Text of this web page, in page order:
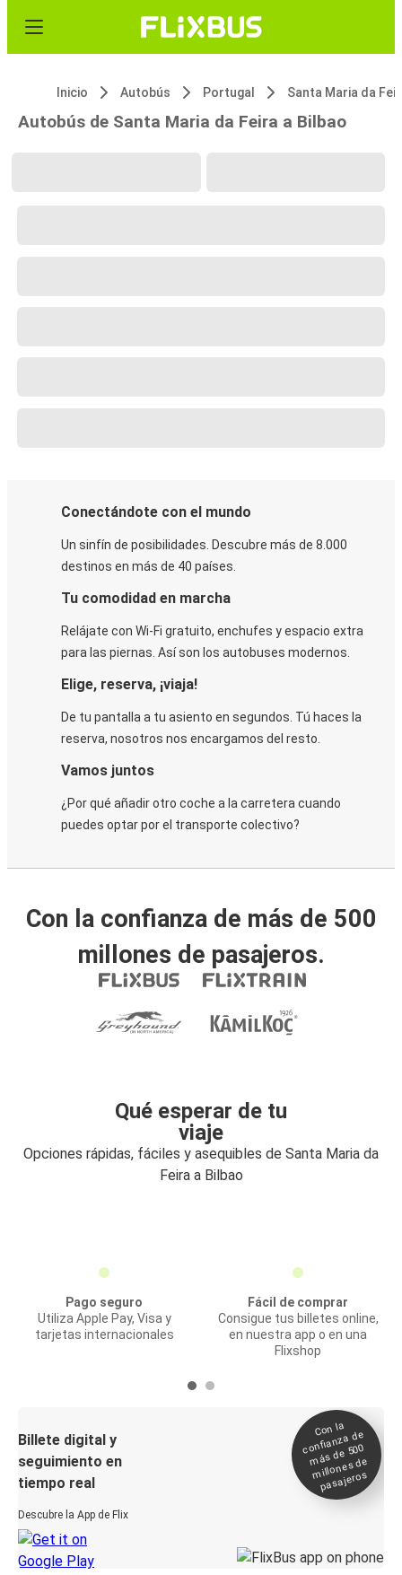
Inicio Autobús Portugal Santa Maria da
Autobús de Santa Maria da Feira a Bilbao
Conectándote con el mundo
Un sinfín de posibilidades. Descubre más de 8.000
destinos en más de 40 países.
Tu comodidad en marcha
Relájate con Wi-Fi gratuito, enchufes y espacio extra
para las piernas. Así son los autobuses modernos.
Elige, reserva, ¡viaja!
De tu pantalla a tu asiento en segundos. Tú haces la
reserva, nosotros nos encargamos del resto.
Vamos juntos
¿Por qué añadir otro coche a la carretera cuando
puedes optar por el transporte colectivo?
Con la confianza de más de 500
millones de pasajeros.
Qué esperar de tu
viaje
Opciones rápidas, fáciles y asequibles de Santa Maria da
Feira a Bilbao
Pago seguro
Utiliza Apple Pay, Visa y
tarjetas internacionales
Fácil de comprar
Consigue tus billetes online,
en nuestra app o en una
Flixshop
Billete digital y
seguimiento en
tiempo real
Descubre la App de Flix
Con la
confianza de
más de 500
millones de
pasajeros